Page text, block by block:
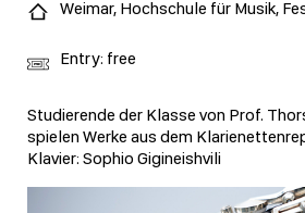
Studierende der Klasse von Prof.
spielen Werke aus dem
Klavier: Sophio Gigineishvili
Weimar, Hochschule für Musik,
Entry: free